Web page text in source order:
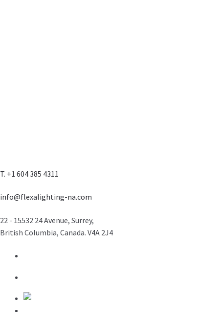
T. +1 604 385 4311
info@flexalighting-na.com
22 - 15532 24 Avenue, Surrey,
British Columbia, Canada. V4A 2J4